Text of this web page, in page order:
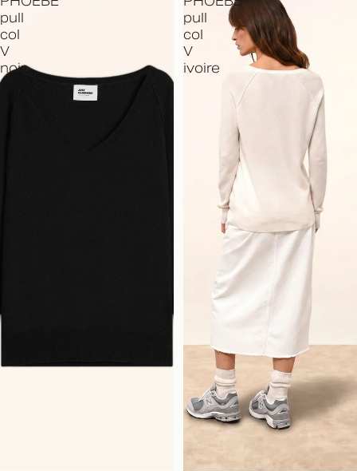
pull
col
V
noir
pull
col
V
ivoire